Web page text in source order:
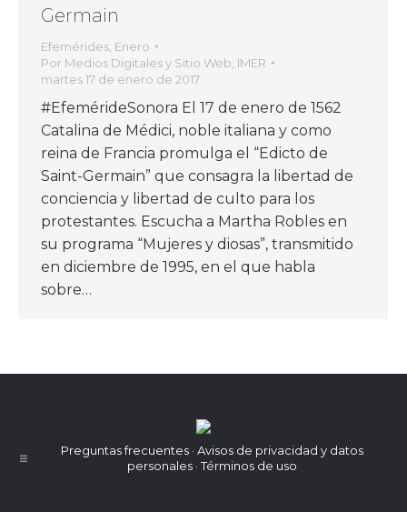
Germain
Efemérides Enero
Por Medios Digitales y Sitio Web, IMER
martes 17 de enero de 2017
#EfemérideSonora El 17 de enero de 1562
Catalina de Médici, noble italiana y como
reina de Francia promulga el “Edicto de
Saint-Germain” que consagra la libertad de
conciencia y libertad de culto para los
protestantes. Escucha a Martha Robles en
su programa “Mujeres y diosas”, transmitido
en diciembre de 1995, en el que habla
sobre…
Preguntas frecuentes · Avisos de privacidad y datos
personales · Términos de uso